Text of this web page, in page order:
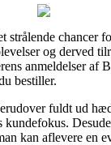
strålende chancer
og derved
anmeldelser af
bestiller.
fuldt ud
kan aflevere en